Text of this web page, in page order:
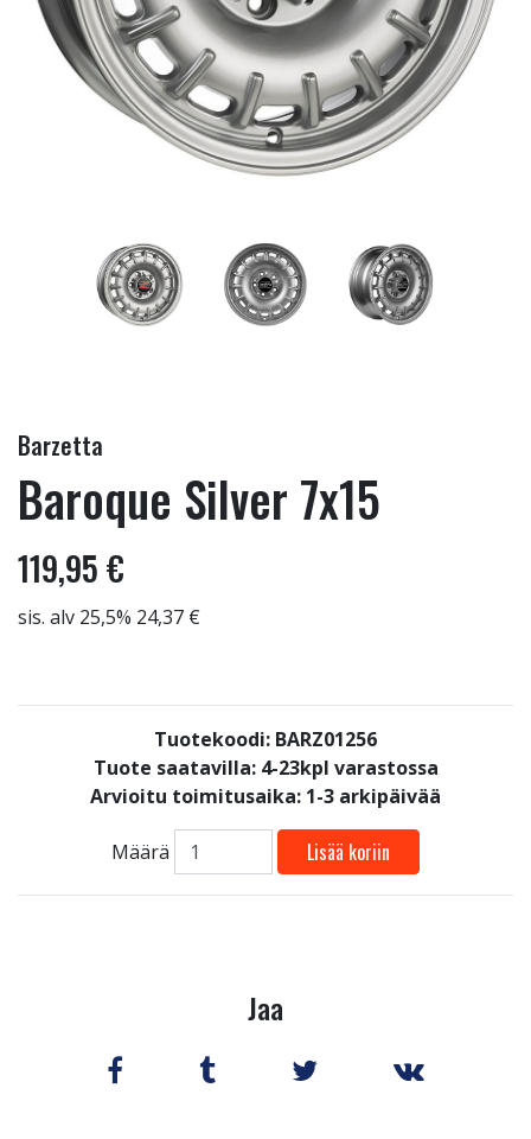
Barzetta
Baroque Silver 7x15
119,95 €
sis. alv 25,5% 24,37 €
Tuotekoodi: BARZ01256
Tuote saatavilla: 4-23kpl varastossa
Arvioitu toimitusaika: 1-3 arkipäivää
Määrä Lisää koriin
Jaa